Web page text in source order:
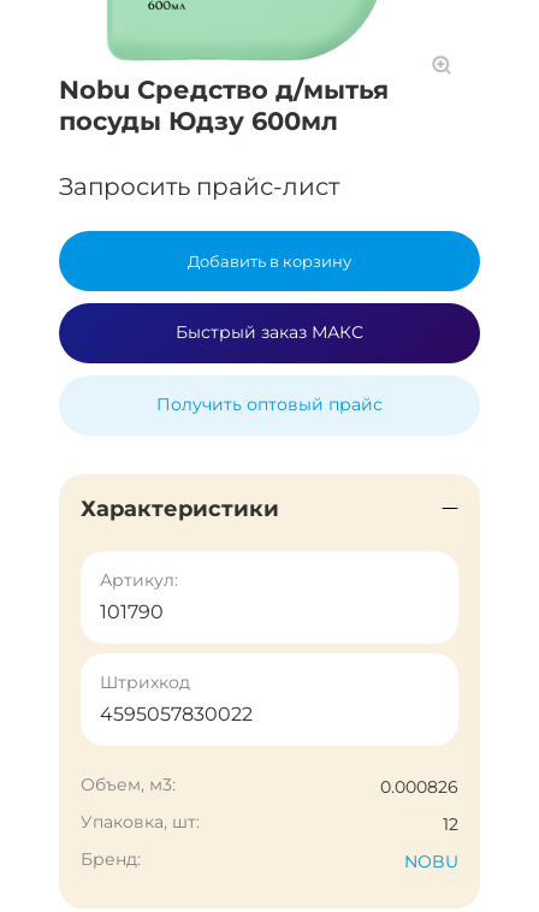
Nobu Средство д/мытья
посуды Юдзу 600мл
Запросить прайс-лист
Добавить в корзину
Быстрый заказ МАКС
Получить оптовый прайс
Характеристики
Артикул:
101790
Штрихкод
4595057830022
Объем, м3:
0.000826
Упаковка, шт:
12
Бренд:
NOBU